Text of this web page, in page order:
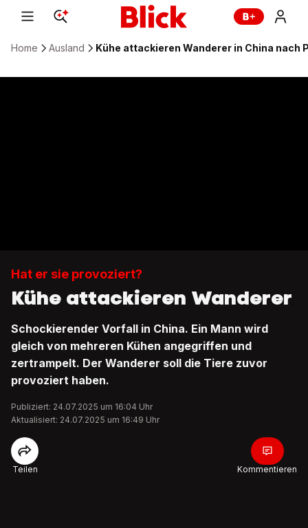
Home Ausland Kühe attackieren Wanderer in China nach
Hat er sie provoziert?
Kühe attackieren Wanderer
Schockierender Vorfall in China. Ein Mann wird
gleich von mehreren Kühen angegriffen und
zertrampelt. Der Wanderer soll die Tiere zuvor
provoziert haben.
Publiziert: 24.07.2025 um 16:04 Uhr
Aktualisiert: 24.07.2025 um 16:49 Uhr
Teilen Kommentieren